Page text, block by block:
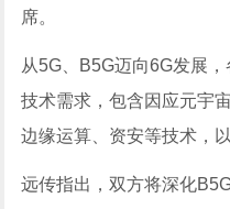
席。
从5G、B5G迈向6G发展
技术需求，包含因应元宇
边缘运算、资安等技术，
远传指出，双方将深化